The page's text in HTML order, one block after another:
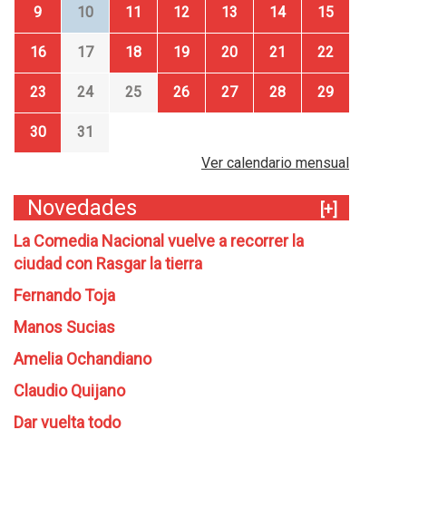
9 10 11 12 13 14 15
16 17 18 19 20 21 22
23 24 25 26 27 28 29
30
31
Ver calendario mensual
Novedades
[+]
La Comedia Nacional vuelve a recorrer la
ciudad con Rasgar la tierra
Fernando Toja
Manos Sucias
Amelia Ochandiano
Claudio Quijano
Dar vuelta todo